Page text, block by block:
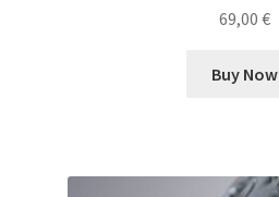
69,00 €
Buy Now